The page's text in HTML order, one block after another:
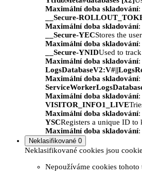
Maximální doba skladování:
__Secure-
Maximální doba skladování:
__Secure-YECStores the
Maximální doba skladování:
__Secure-YNIDUsed to
Maximální doba skladování:
Maximální doba skladování:
Maximální doba skladování:
VISITOR_INFO1_LIVE
Maximální doba skladování:
YSCRegisters a unique ID to
Maximální doba skladování:
Neklasifikované 0
Neklasifikované cookies jsou
Nepoužíváme cookies tohoto